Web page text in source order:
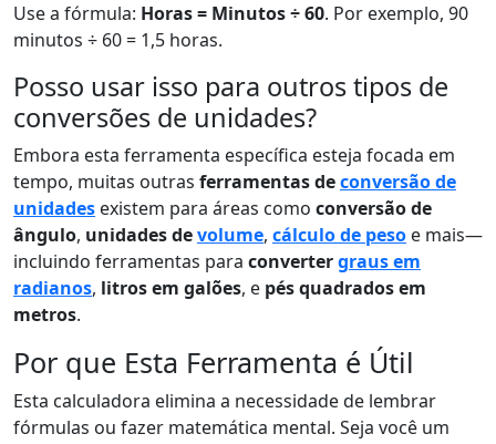
Use a fórmula: Horas = Minutos ÷ 60. Por exemplo, 90
minutos ÷ 60 = 1,5 horas.
Posso usar isso para outros tipos de
conversões de unidades?
Embora esta ferramenta específica esteja focada em
tempo, muitas outras ferramentas deconversão de
unidades existem para áreas como conversão de
ângulo, unidades devolume, cálculo de peso e mais—
incluindo ferramentas para convertergraus em
radianos, litros em galões, e pés quadrados em
metros.
Por que Esta Ferramenta é Útil
Esta calculadora elimina a necessidade de lembrar
fórmulas ou fazer matemática mental. Seja você um